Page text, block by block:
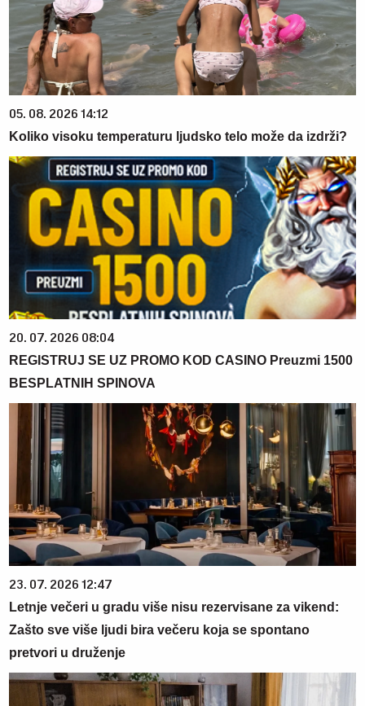
05. 08. 2026 14:12
Koliko visoku temperaturu ljudsko telo može da izdrži?
20. 07. 2026 08:04
REGISTRUJ SE UZ PROMO KOD CASINO Preuzmi 1500
BESPLATNIH SPINOVA
23. 07. 2026 12:47
Letnje večeri u gradu više nisu rezervisane za vikend:
Zašto sve više ljudi bira večeru koja se spontano
pretvori u druženje